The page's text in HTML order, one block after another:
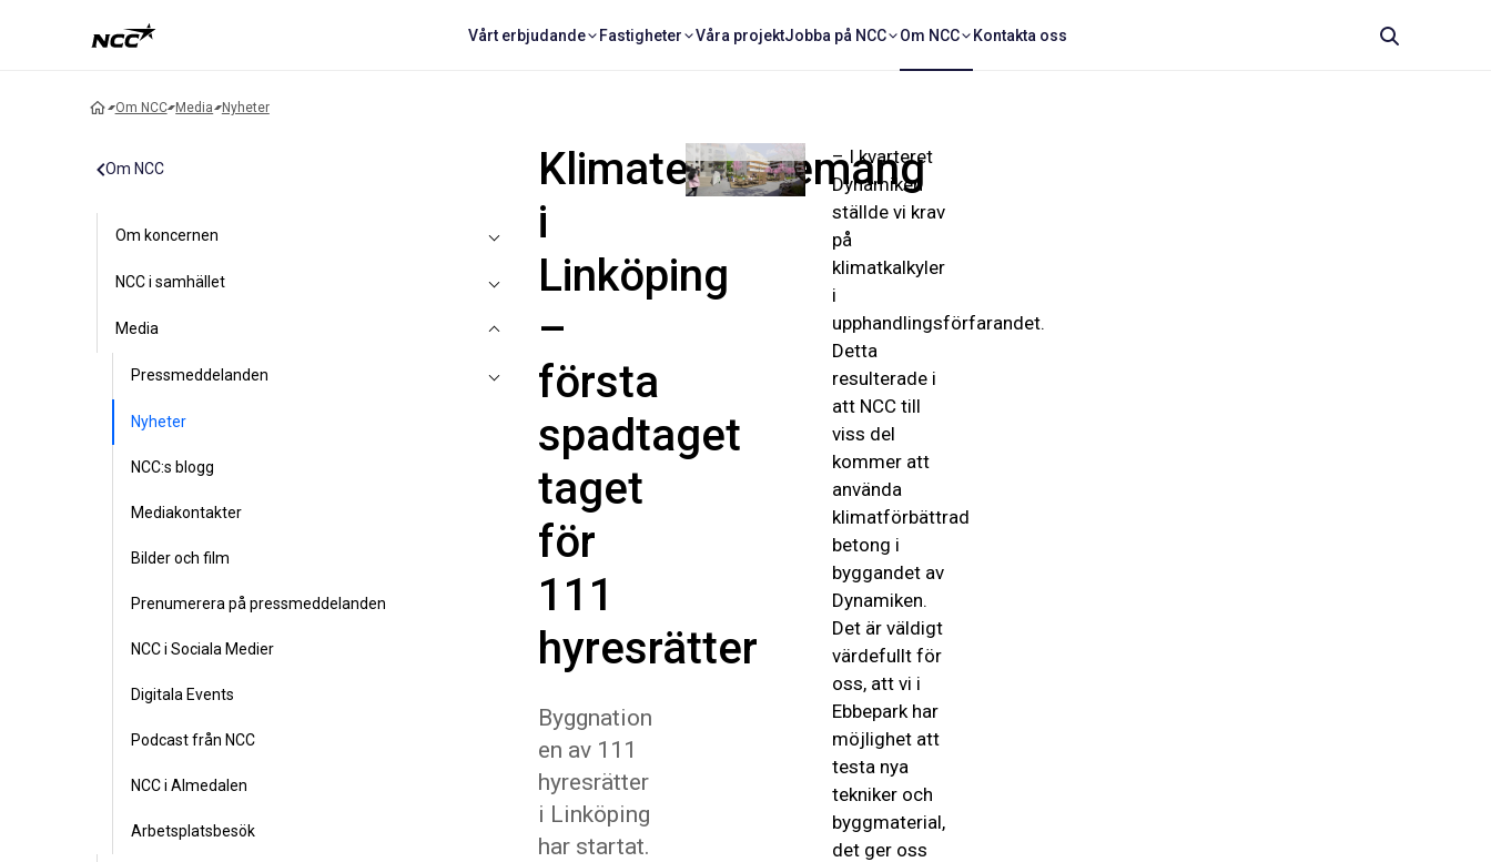
Vårt erbjudande Fastigheter Våra projektJobba på NCC Om NCC Kontakta oss
Om NCC Media Nyheter
Om NCC
Om koncernen
NCC i samhället
Media
Pressmeddelanden
Nyheter
NCC:s blogg
Mediakontakter
Bilder och film
Prenumerera på pressmeddelanden
NCC i Sociala Medier
Digitala Events
Podcast från NCC
NCC i Almedalen
Arbetsplatsbesök
Klimatengagemang
i
Linköping
–
första
spadtaget
taget
för
111
hyresrätter
Byggnation
en av 111
hyresrätter
i Linköping
har startat.
– I kvarteret
Dynamiken
ställde vi krav
på
klimatkalkyler
i
upphandlingsförfarandet.
Detta
resulterade i
att NCC till
viss del
kommer att
använda
klimatförbättrad
betong i
byggandet av
Dynamiken.
Det är väldigt
värdefullt för
oss, att vi i
Ebbepark har
möjlighet att
testa nya
tekniker och
byggmaterial,
det ger oss